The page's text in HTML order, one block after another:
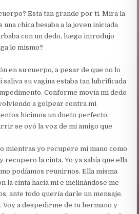
Esta tan grande por ti. Mira la
una chica besaba a la joven iniciada
con un dedo, luego introdujo
lo mismo?
en su cuerpo, a pesar de que no lo
saliva su vagina estaba tan lubrificada
Conforme movía mi dedo
a golpear contra mi
hicimos un dueto perfecto.
se oyó la voz de mi amigo que
mientras yo recupere mi mano como
recupero la cinta. Yo ya sabía que ella
podíamos reunirnos. Ella misma
la cinta hacia mí e inclinándose me
ante todo quería darle un mensaje.
Voy a despedirme de tu hermano y